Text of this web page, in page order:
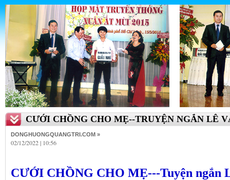
CƯỚI CHỒNG CHO MẸ--TRUYỆN NGẮN LÊ
DONGHUONGQUANGTRI.COM »
02/12/2022 | 10:56
CƯỚI CHỒNG CHO MẸ---Tuyện ngắn